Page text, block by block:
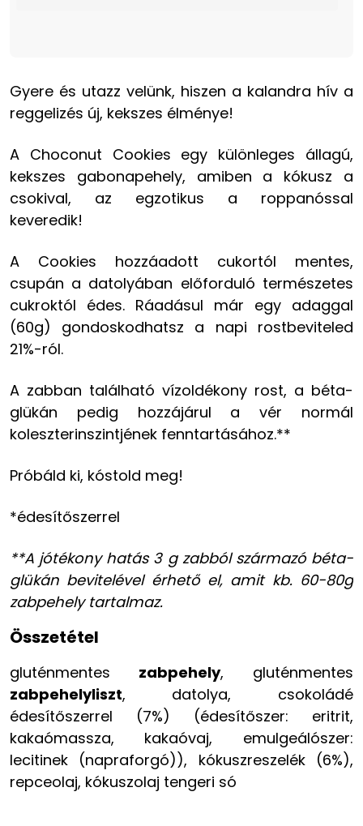
Gyere és utazz velünk, hiszen a kalandra hív a
reggelizés új, kekszes élménye!
A Choconut Cookies egy különleges állagú,
kekszes gabonapehely, amiben a kókusz a
csokival, az egzotikus a roppanóssal
keveredik!
A Cookies hozzáadott cukortól mentes,
csupán a datolyában előforduló természetes
cukroktól édes. Ráadásul már egy adaggal
(60g) gondoskodhatsz a napi rostbeviteled
21%-ról.
A zabban található vízoldékony rost, a béta-
glükán pedig hozzájárul a vér normál
koleszterinszintjének fenntartásához.**
Próbáld ki, kóstold meg!
*édesítőszerrel
**A jótékony hatás 3 g zabból származó béta-
glükán bevitelével érhető el, amit kb. 60-80g
zabpehely tartalmaz.
Összetétel
gluténmentes zabpehely, gluténmentes
zabpehelyliszt, datolya, csokoládé
édesítőszerrel (7%) (édesítőszer: eritrit,
kakaómassza, kakaóvaj, emulgeálószer:
lecitinek (napraforgó)), kókuszreszelék (6%),
repceolaj, kókuszolaj tengeri só